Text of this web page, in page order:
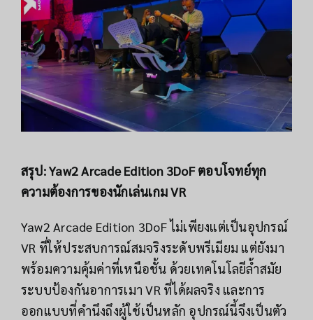
สรุป: Yaw2 Arcade Edition 3DoF ตอบโจทย์ทุก
ความต้องการของนักเล่นเกม VR
Yaw2 Arcade Edition 3DoF ไม่เพียงแต่เป็นอุปกรณ์
VR ที่ให้ประสบการณ์สมจริงระดับพรีเมียม แต่ยังมา
พร้อมความคุ้มค่าที่เหนือชั้น ด้วยเทคโนโลยีล้ำสมัย
ระบบป้องกันอาการเมา VR ที่ได้ผลจริง และการ
ออกแบบที่คำนึงถึงผู้ใช้เป็นหลัก อุปกรณ์นี้จึงเป็นตัว